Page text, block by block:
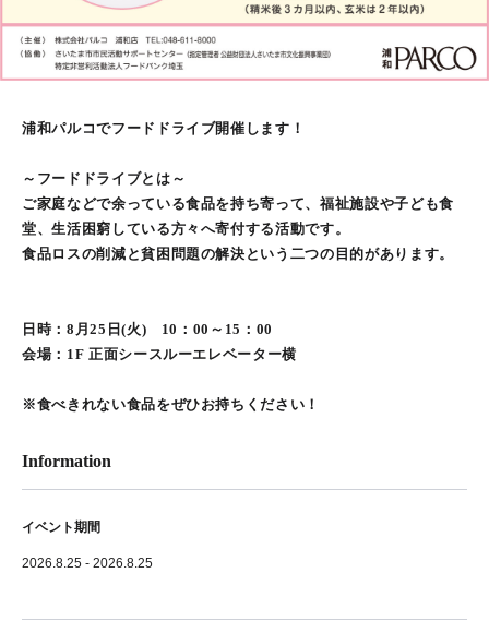
浦和パルコでフードドライブ開催します！
～フードドライブとは～
ご家庭などで余っている食品を持ち寄って、福祉施設や子ども食
堂、生活困窮している方々へ寄付する活動です。
食品ロスの削減と貧困問題の解決という二つの目的があります。
日時：8月25日(火) 10：00～15：00
会場：1F 正面シースルーエレベーター横
※食べきれない食品をぜひお持ちください！
Information
イベント期間
2026.8.25 - 2026.8.25